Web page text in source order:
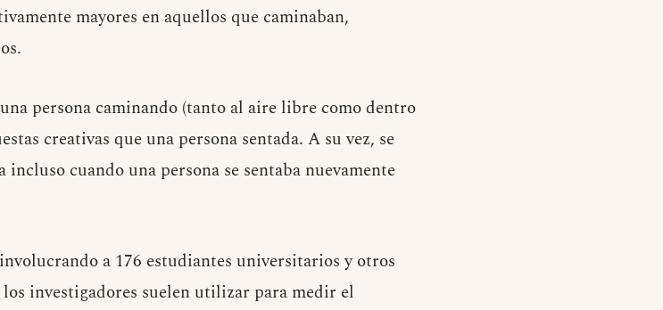
mayores en aquellos que caminaban,
persona caminando (tanto al aire libre como dentro
creativas que una persona sentada. A su vez, se
cuando una persona se sentaba nuevamente
a 176 estudiantes universitarios y otros
investigadores suelen utilizar para medir el